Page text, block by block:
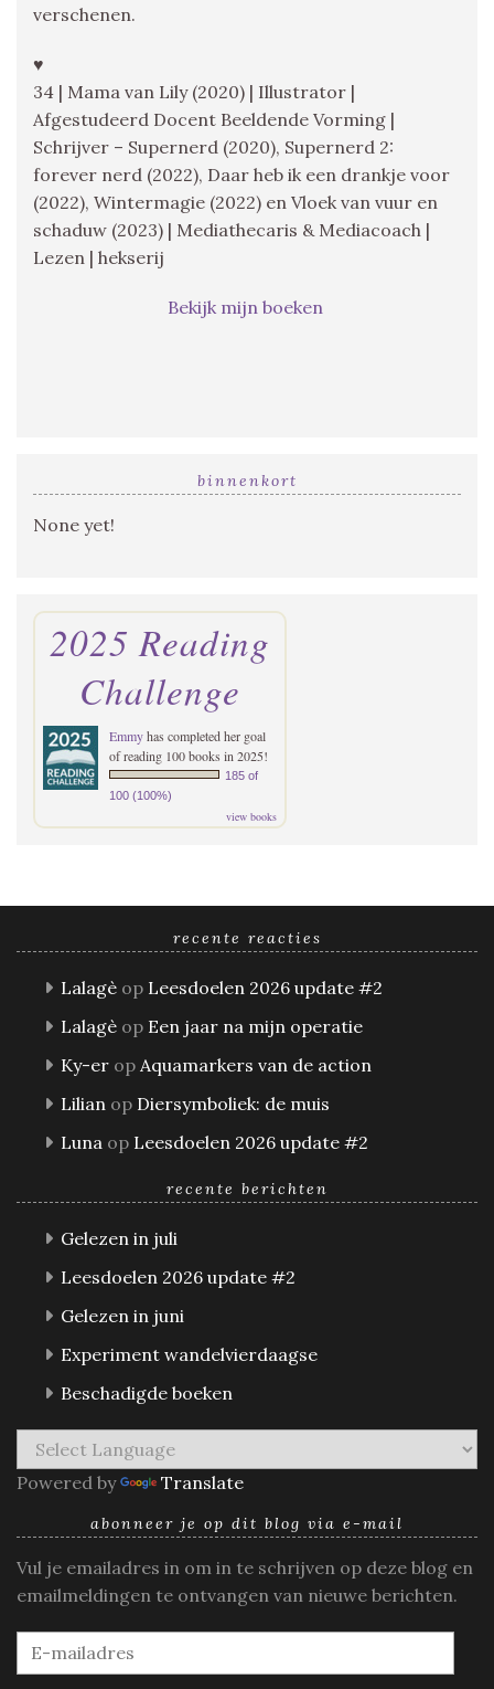
verschenen.
♥
34 | Mama van Lily (2020) | Illustrator |
Afgestudeerd Docent Beeldende Vorming |
Schrijver – Supernerd (2020), Supernerd 2:
forever nerd (2022), Daar heb ik een drankje voor
(2022), Wintermagie (2022) en Vloek van vuur en
schaduw (2023) | Mediathecaris & Mediacoach |
Lezen | hekserij
Bekijk mijn boeken
binnenkort
None yet!
2025 Reading
Challenge
Emmyhas completed her goal
of reading 100 books in 2025!
185 of
100 (100%)
view books
recente reacties
Lalagè op Leesdoelen 2026 update #2
Lalagè op Een jaar na mijn operatie
Ky-er op Aquamarkers van de action
Lilian op Diersymboliek: de muis
Luna op Leesdoelen 2026 update #2
recente berichten
Gelezen in juli
Leesdoelen 2026 update #2
Gelezen in juni
Experiment wandelvierdaagse
Beschadigde boeken
Powered by Translate
abonneer je op dit blog via e-mail
Vul je emailadres in om in te schrijven op deze blog en
emailmeldingen te ontvangen van nieuwe berichten.
E-
mailadres